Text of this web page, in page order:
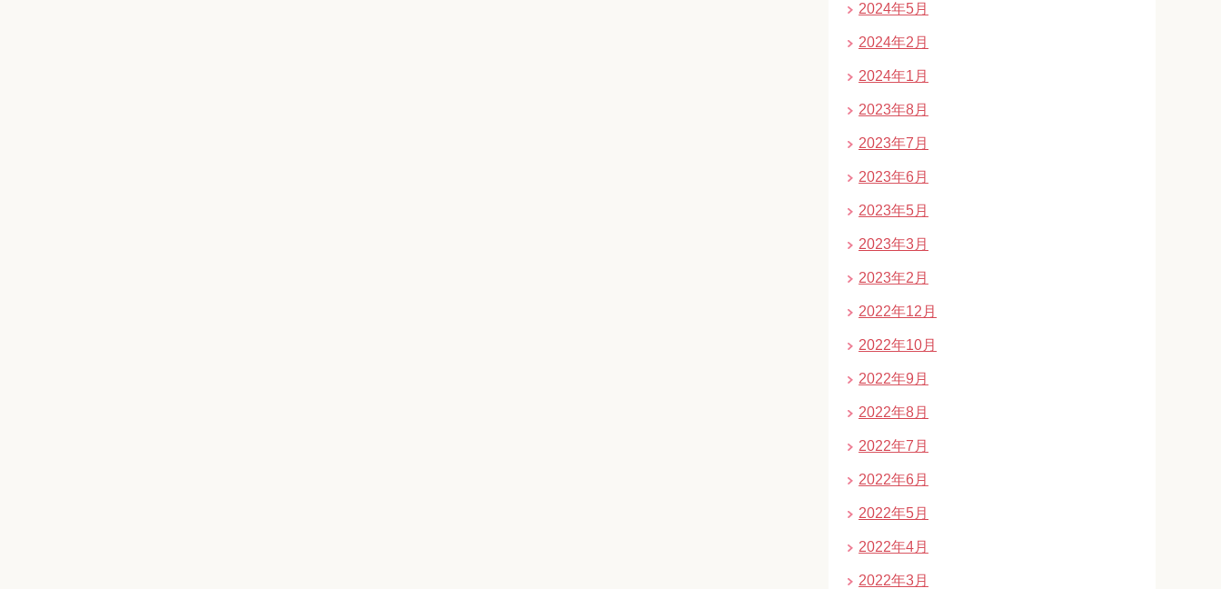
2024年5月
2024年2月
2024年1月
2023年8月
2023年7月
2023年6月
2023年5月
2023年3月
2023年2月
2022年12月
2022年10月
2022年9月
2022年8月
2022年7月
2022年6月
2022年5月
2022年4月
2022年3月